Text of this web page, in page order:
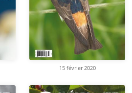
15 février 2020